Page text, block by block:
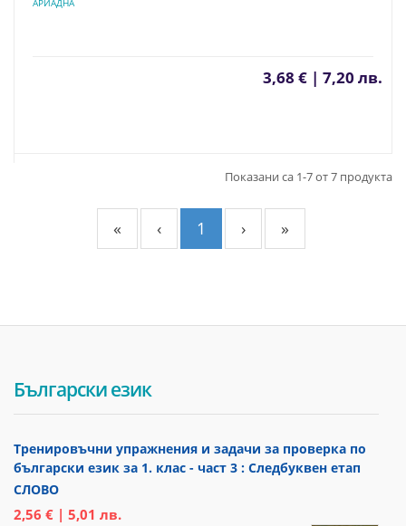
АРИАДНА
3,68 € | 7,20 лв.
Показани са 1-7 от 7 продукта
« ‹ 1 › »
Български език
Тренировъчни упражнения и задачи за проверка по
български език за 1. клас - част 3 : Следбуквен етап
СЛОВО
2,56 € | 5,01 лв.